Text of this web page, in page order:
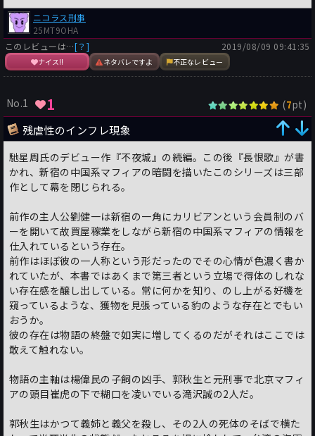
ニコラス刑事
25MT9OHA
このレビューは…[？]
ナイス!! ネタバレですよ 不正なレビュー
2019/08/09 09:41:35
No.1 1 (7pt)
残虐性のインフレ現象
馳星周氏のデビュー作『不夜城』の続編。この後『長恨歌』が書
かれ、新宿の中国系マフィアの暗闘を描いたこのシリーズは三部
作として幕を閉じられる。
前作の主人公劉健一は新宿の一角にカリビアンという会員制のバ
ーを開いて故買屋稼業をしながら新宿の中国系マフィアの情報を
仕入れているという存在。
前作はほぼ彼の一人称という形だったのでその心情が色濃く書か
れていたが、本書ではあくまで第三者という立場で得体のしれな
い存在感を醸し出している。常に何かを知り、のし上がる好機を
窺っているような、獲物を見張っている豹のような存在とでもい
おうか。
彼の存在は物語の終盤で如実に増してくるのだがそれはここでは
敢えて触れない。
物語の主軸は楊偉民の子飼の凶手、郭秋生と元刑事で北京マフィ
アの頭目崔虎の下で糊口を凌いでいる滝沢誠の2人だ。
郭秋生はかつて義姉と義父を殺し、その2人の死体のそばで横た